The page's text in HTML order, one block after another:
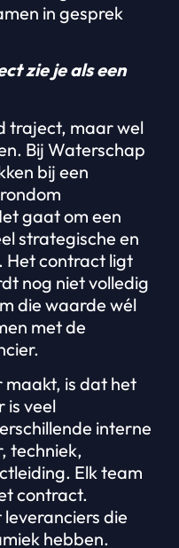
in gesprek
zie je als een
traject, maar wel
Bij Waterschap
bij een
gaat om een
strategische en
Het contract ligt
nog niet volledig
die waarde wél
met de
is dat het
is veel
interne
techniek,
Elk team
contract.
die
hebben.